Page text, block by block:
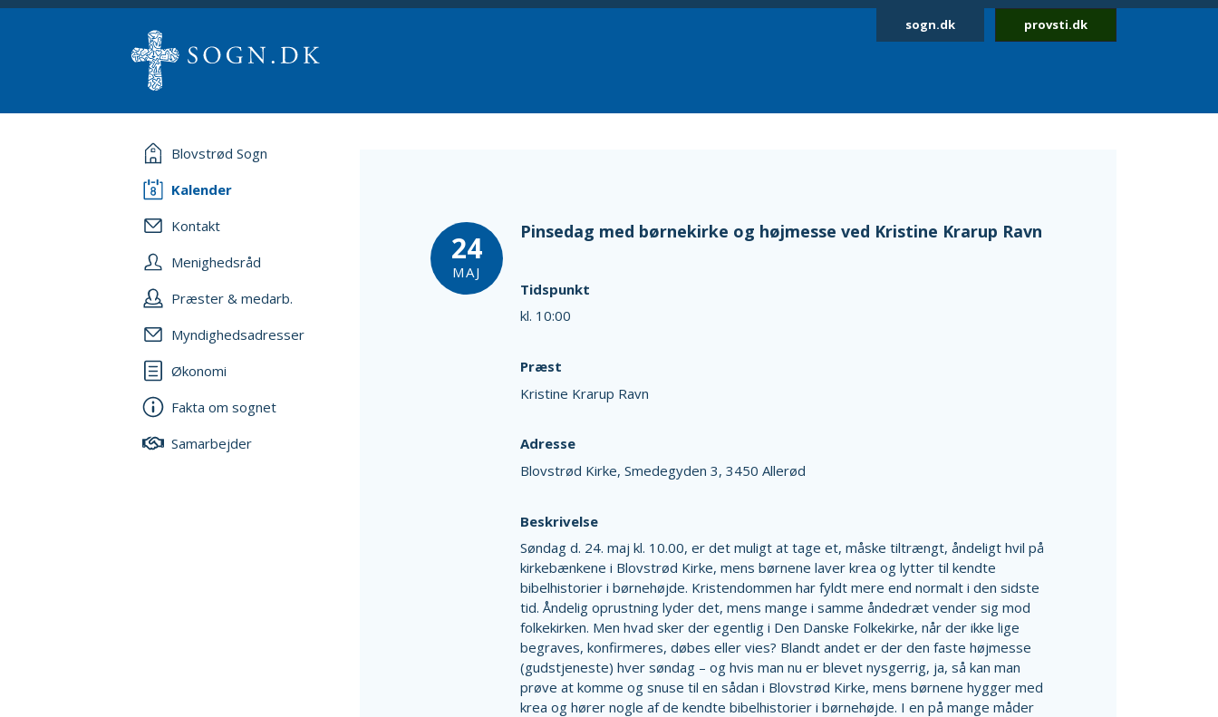
sogn.dk provsti.dk
Blovstrød Sogn
Kalender
Kontakt
Menighedsråd
Præster & medarb.
Myndighedsadresser
Økonomi
Fakta om sognet
Samarbejder
24
MAJ
Pinsedag med børnekirke og højmesse ved Kristine Krarup Ravn
Tidspunkt
kl. 10:00
Præst
Kristine Krarup Ravn
Adresse
Blovstrød Kirke, Smedegyden 3, 3450 Allerød
Beskrivelse
Søndag d. 24. maj kl. 10.00, er det muligt at tage et, måske tiltrængt, åndeligt hvil på
kirkebænkene i Blovstrød Kirke, mens børnene laver krea og lytter til kendte
bibelhistorier i børnehøjde. Kristendommen har fyldt mere end normalt i den sidste
tid. Åndelig oprustning lyder det, mens mange i samme åndedræt vender sig mod
folkekirken. Men hvad sker der egentlig i Den Danske Folkekirke, når der ikke lige
begraves, konfirmeres, døbes eller vies? Blandt andet er der den faste højmesse
(gudstjeneste) hver søndag – og hvis man nu er blevet nysgerrig, ja, så kan man
prøve at komme og snuse til en sådan i Blovstrød Kirke, mens børnene hygger med
krea og hører nogle af de kendte bibelhistorier i børnehøjde. I en på mange måder